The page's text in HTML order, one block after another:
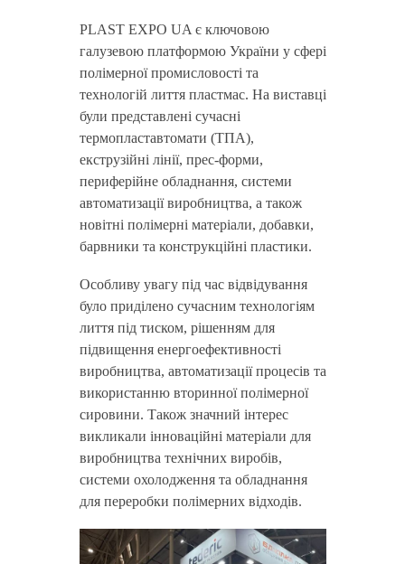
PLAST EXPO UA є ключовою
галузевою платформою України у сфері
полімерної промисловості та
технологій лиття пластмас. На виставці
були представлені сучасні
термопластавтомати (ТПА),
екструзійні лінії, прес-форми,
периферійне обладнання, системи
автоматизації виробництва, а також
новітні полімерні матеріали, добавки,
барвники та конструкційні пластики.
Особливу увагу під час відвідування
було приділено сучасним технологіям
лиття під тиском, рішенням для
підвищення енергоефективності
виробництва, автоматизації процесів та
використанню вторинної полімерної
сировини. Також значний інтерес
викликали інноваційні матеріали для
виробництва технічних виробів,
системи охолодження та обладнання
для переробки полімерних відходів.